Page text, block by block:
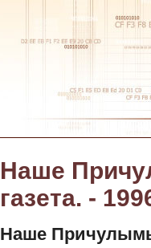
Наше
газета. -
Наше